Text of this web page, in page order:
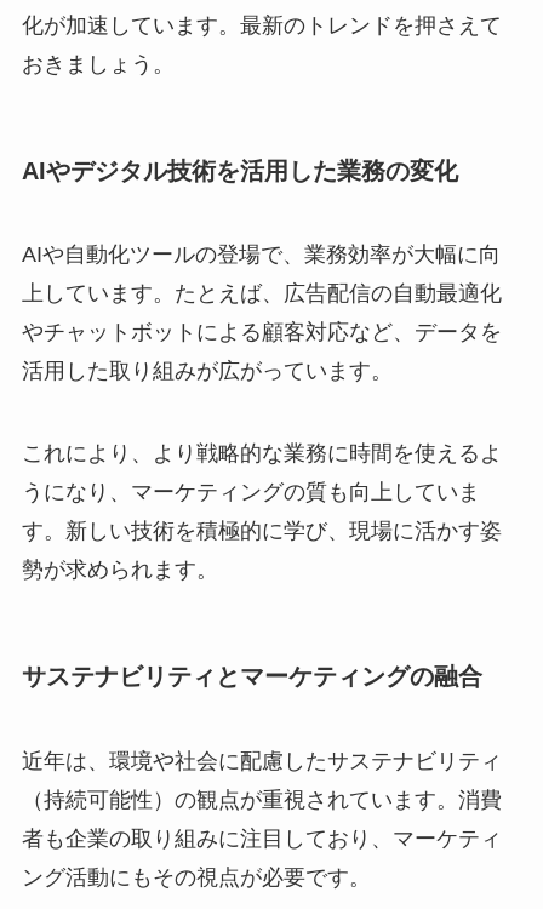
化が加速しています。最新のトレンドを押さえて
おきましょう。
AIやデジタル技術を活用した業務の変化
AIや自動化ツールの登場で、業務効率が大幅に向
上しています。たとえば、広告配信の自動最適化
やチャットボットによる顧客対応など、データを
活用した取り組みが広がっています。
これにより、より戦略的な業務に時間を使えるよ
うになり、マーケティングの質も向上していま
す。新しい技術を積極的に学び、現場に活かす姿
勢が求められます。
サステナビリティとマーケティングの融合
近年は、環境や社会に配慮したサステナビリティ
（持続可能性）の観点が重視されています。消費
者も企業の取り組みに注目しており、マーケティ
ング活動にもその視点が必要です。